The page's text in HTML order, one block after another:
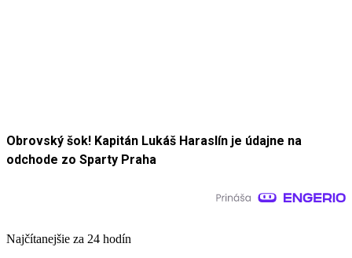
Obrovský šok! Kapitán Lukáš Haraslín je údajne na
odchode zo Sparty Praha
Najčítanejšie za 24 hodín